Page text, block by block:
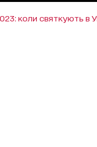
коли святкують в